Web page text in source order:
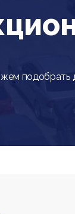
подобрать